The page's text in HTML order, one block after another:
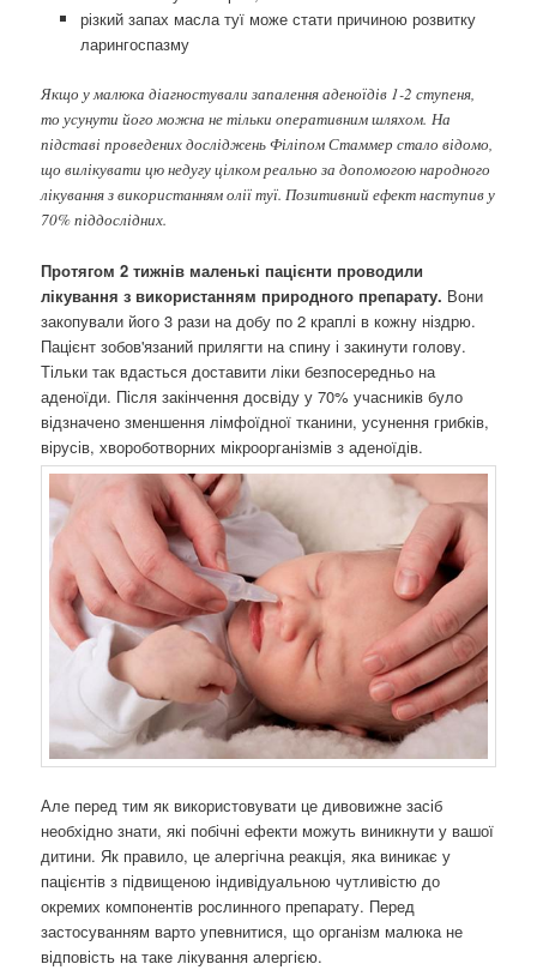
різкий запах масла туї може стати причиною розвитку
ларингоспазму
Якщо у малюка діагностували запалення аденоїдів 1-2 ступеня,
то усунути його можна не тільки оперативним шляхом. На
підставі проведених досліджень Філіпом Стаммер стало відомо,
що вилікувати цю недугу цілком реально за допомогою народного
лікування з використанням олії туї. Позитивний ефект наступив у
70% піддослідних.
Протягом 2 тижнів маленькі пацієнти проводили
лікування з використанням природного препарату. Вони
закопували його 3 рази на добу по 2 краплі в кожну ніздрю.
Пацієнт зобов'язаний прилягти на спину і закинути голову.
Тільки так вдасться доставити ліки безпосередньо на
аденоїди. Після закінчення досвіду у 70% учасників було
відзначено зменшення лімфоїдної тканини, усунення грибків,
вірусів, хвороботворних мікроорганізмів з аденоїдів.
Але перед тим як використовувати це дивовижне засіб
необхідно знати, які побічні ефекти можуть виникнути у вашої
дитини. Як правило, це алергічна реакція, яка виникає у
пацієнтів з підвищеною індивідуальною чутливістю до
окремих компонентів рослинного препарату. Перед
застосуванням варто упевнитися, що організм малюка не
відповість на таке лікування алергією.